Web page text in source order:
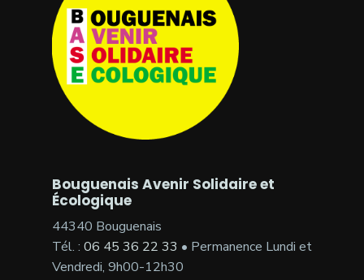
Bouguenais Avenir Solidaire et
Écologique
44340 Bouguenais
Tél. : 06 45 36 22 33 • Permanence Lundi et
Vendredi, 9h00-12h30